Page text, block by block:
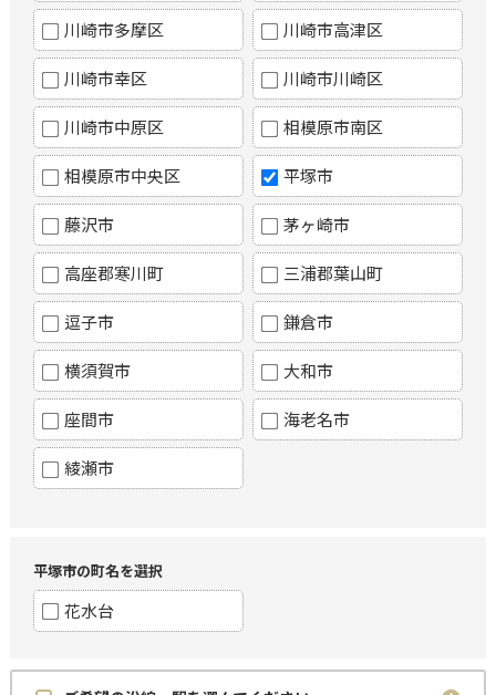
川崎市多摩区 川崎市高津区
川崎市幸区 川崎市川崎区
川崎市中原区 相模原市南区
相模原市中央区 平塚市
藤沢市 茅ヶ崎市
高座郡寒川町 三浦郡葉山町
逗子市 鎌倉市
横須賀市 大和市
座間市 海老名市
綾瀬市
平塚市の町名を選択
花水台